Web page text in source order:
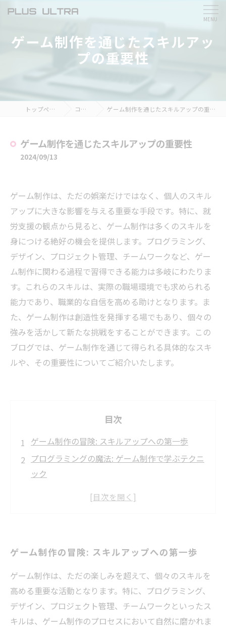
ゲーム制作を通じたスキルアッ
プの重要性
トップページ コラム ゲーム制作を通じたスキルアップの重要性
ゲーム制作を通じたスキルアップの重要性
2024/09/13
ゲーム制作は、ただの娯楽だけではなく、個人のスキル
アップに大きな影響を与える重要な手段です。特に、就
労支援の観点から見ると、ゲーム制作は多くのスキルを
身につける絶好の機会を提供します。プログラミング、
デザイン、プロジェクト管理、チームワークなど、ゲー
ム制作に関わる過程で習得できる能力は多岐にわたりま
す。これらのスキルは、実際の職場環境でも求められる
能力であり、職業的な自信を高める助けとなります。ま
た、ゲーム制作は創造性を発揮する場でもあり、個々の
強みを活かして新たな挑戦をすることができます。この
ブログでは、ゲーム制作を通じて得られる具体的なスキ
ルや、その重要性についてご紹介いたします。
目次
ゲーム制作の冒険: スキルアップへの第一歩
プログラミングの魔法: ゲーム制作で学ぶテクニ
ック
デザインの世界: 創造力を引き出すゲーム制作
未来へのステップ: ゲーム制作を通じたキャリア
アップ
ゲーム制作の冒険: スキルアップへの第一歩
ゲーム制作は、ただの楽しみを超えて、個々のスキルを
高める重要な活動となります。特に、プログラミング、
デザイン、プロジェクト管理、チームワークといったス
キルは、ゲーム制作のプロセスにおいて自然に磨かれま